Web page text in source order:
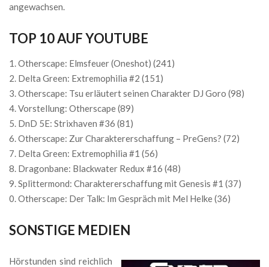
angewachsen.
TOP 10 AUF YOUTUBE
Otherscape: Elmsfeuer (Oneshot) (241)
Delta Green: Extremophilia #2 (151)
Otherscape: Tsu erläutert seinen Charakter DJ Goro (98)
Vorstellung: Otherscape (89)
DnD 5E: Strixhaven #36 (81)
Otherscape: Zur Charaktererschaffung – PreGens? (72)
Delta Green: Extremophilia #1 (56)
Dragonbane: Blackwater Redux #16 (48)
Splittermond: Charaktererschaffung mit Genesis #1 (37)
Otherscape: Der Talk: Im Gespräch mit Mel Helke (36)
SONSTIGE MEDIEN
Hörstunden sind reichlich